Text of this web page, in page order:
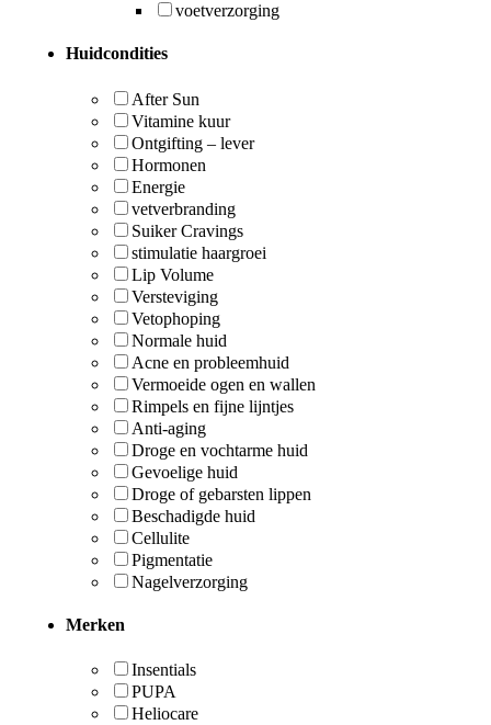
voetverzorging
Huidcondities
After Sun
Vitamine kuur
Ontgifting – lever
Hormonen
Energie
vetverbranding
Suiker Cravings
stimulatie haargroei
Lip Volume
Versteviging
Vetophoping
Normale huid
Acne en probleemhuid
Vermoeide ogen en wallen
Rimpels en fijne lijntjes
Anti-aging
Droge en vochtarme huid
Gevoelige huid
Droge of gebarsten lippen
Beschadigde huid
Cellulite
Pigmentatie
Nagelverzorging
Merken
Insentials
PUPA
Heliocare